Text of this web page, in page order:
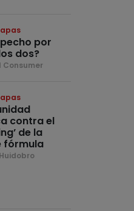
por
dos?
Consumer
contra el
de la
fórmula